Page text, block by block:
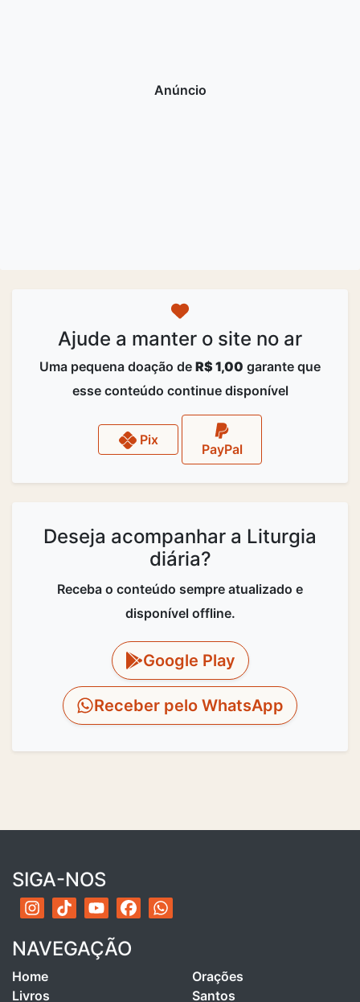
Ajude a manter o site no ar
Uma pequena doação de R$ 1,00 garante que
esse conteúdo continue disponível
Pix
PayPal
Deseja acompanhar a Liturgia
diária?
Receba o conteúdo sempre atualizado e
disponível offline.
Google Play
Receber pelo WhatsApp
SIGA-NOS
NAVEGAÇÃO
Home
Livros
Orações
Santos